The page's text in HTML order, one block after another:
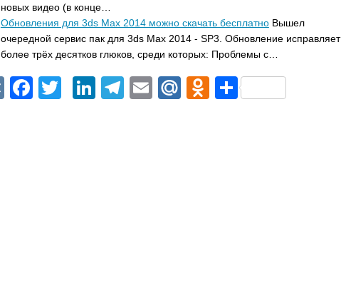
новых видео (в конце…
Обновления для 3ds Max 2014 можно скачать бесплатноВышел
очередной сервис пак для 3ds Max 2014 - SP3. Обновление исправляет
более трёх десятков глюков, среди которых: Проблемы с…
VK Facebook
TwitterLinkedIn
Telegram
EmailMail.RuOdnoklassniki
Отправить